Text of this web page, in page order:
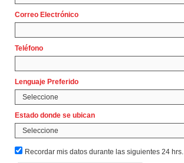
Correo Electrónico
Teléfono
Lenguaje Preferido
Estado donde se ubican
Recordar mis datos durante las siguientes 24 hrs.